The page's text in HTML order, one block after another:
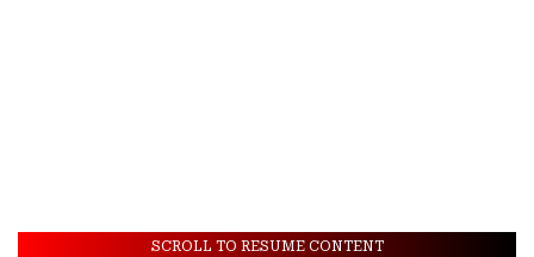
SCROLL TO RESUME CONTENT